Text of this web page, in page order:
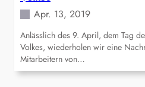
Apr. 13, 2019
Anlässlich des 9. April, dem Tag
Volkes, wiederholen wir eine
Mitarbeitern von…